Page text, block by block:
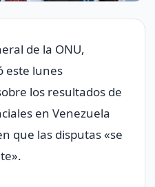
de la ONU,
este lunes
los resultados de
en Venezuela
que las disputas «se